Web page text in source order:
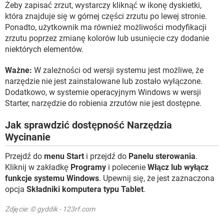
Żeby zapisać zrzut, wystarczy kliknąć w ikonę dyskietki,
która znajduje się w górnej części zrzutu po lewej stronie.
Ponadto, użytkownik ma również możliwości modyfikacji
zrzutu poprzez zmianę kolorów lub usunięcie czy dodanie
niektórych elementów.
Ważne: W zależności od wersji systemu jest możliwe, że
narzędzie nie jest zainstalowane lub zostało wyłączone.
Dodatkowo, w systemie operacyjnym Windows w wersji
Starter, narzędzie do robienia zrzutów nie jest dostępne.
Jak sprawdzić dostępność Narzędzia
Wycinanie
Przejdź do menu Start i przejdź do Panelu sterowania.
Kliknij w zakładkę Programy i polecenie Włącz lub wyłącz
funkcje systemu Windows. Upewnij się, że jest zaznaczona
opcja Składniki komputera typu Tablet.
Zdjęcie: © gyddik - 123rf.com